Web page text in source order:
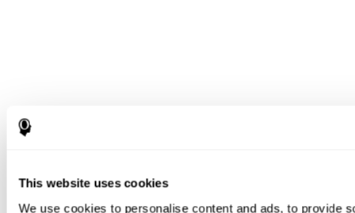
This website uses cookies
We use cookies to personalise content and ads, to provide